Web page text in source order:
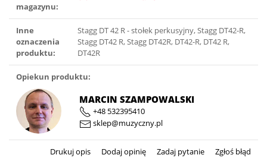
magazynu:
Inne
oznaczenia
produktu:
Stagg DT 42 R - stołek perkusyjny, Stagg DT42-R,
Stagg DT42 R, Stagg DT42R, DT42-R, DT42 R,
DT42R
Opiekun produktu:
MARCIN SZAMPOWALSKI
+48 532395410
sklep@muzyczny.pl
Drukuj opis Dodaj opinię Zadaj pytanie Zgłoś błąd